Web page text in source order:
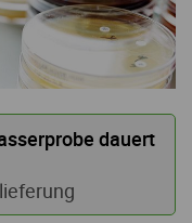
dauert